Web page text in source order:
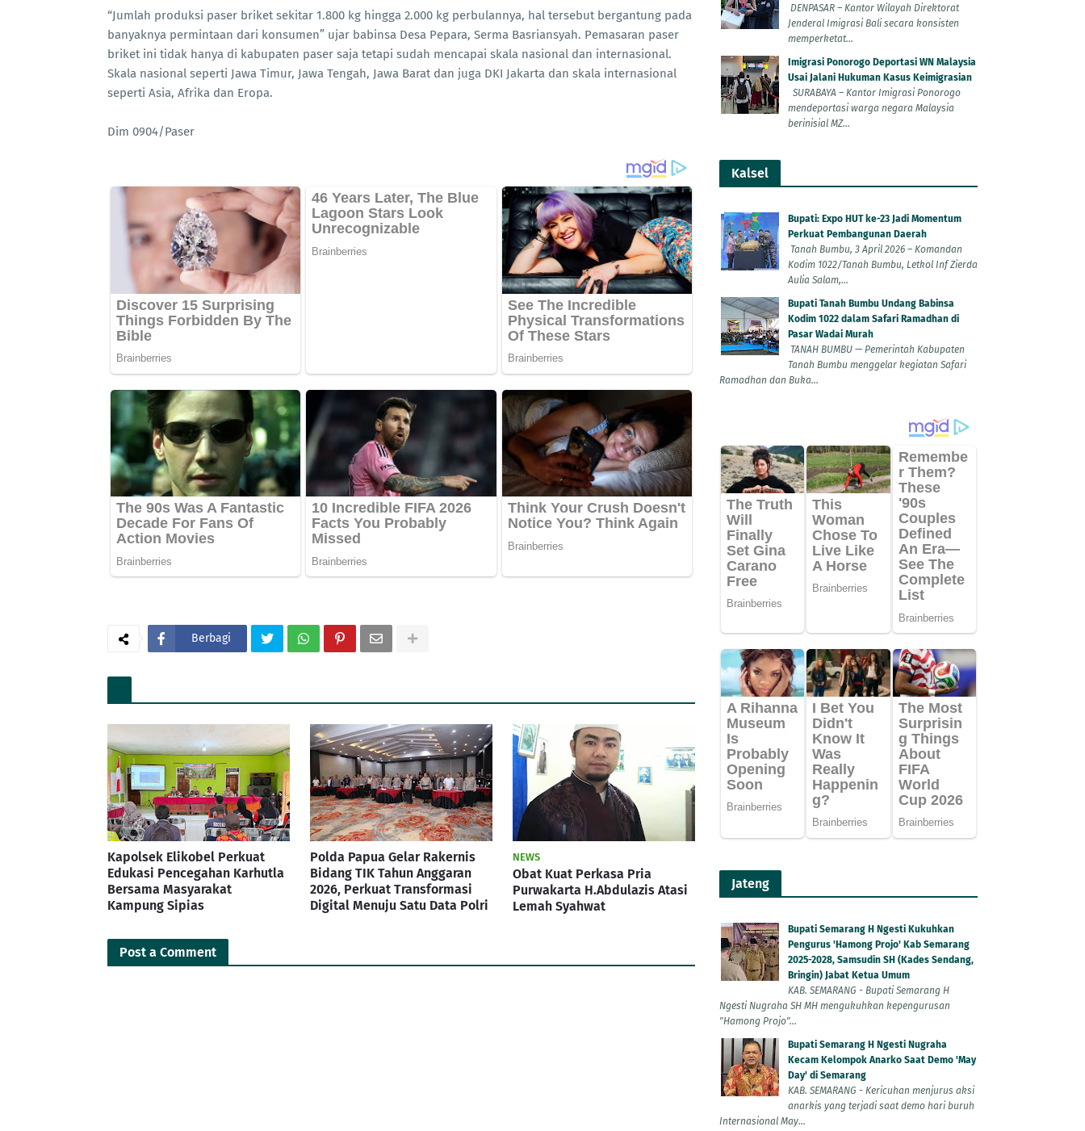
“Jumlah produksi paser briket sekitar 1.800 kg hingga 2.000 kg perbulannya, hal tersebut bergantung pada
banyaknya permintaan dari konsumen” ujar babinsa Desa Pepara, Serma Basriansyah. Pemasaran paser
briket ini tidak hanya di kabupaten paser saja tetapi sudah mencapai skala nasional dan internasional.
Skala nasional seperti Jawa Timur, Jawa Tengah, Jawa Barat dan juga DKI Jakarta dan skala internasional
seperti Asia, Afrika dan Eropa.
Dim 0904/Paser
Berbagi
Kapolsek Elikobel Perkuat
Edukasi Pencegahan Karhutla
Bersama Masyarakat
Kampung Sipias
Polda Papua Gelar Rakernis
Bidang TIK Tahun Anggaran
2026, Perkuat Transformasi
Digital Menuju Satu Data Polri
NEWS
Obat Kuat Perkasa Pria
Purwakarta H.Abdulazis Atasi
Lemah Syahwat
Post a Comment
DENPASAR – Kantor Wilayah Direktorat
Jenderal Imigrasi Bali secara konsisten
memperketat...
Imigrasi Ponorogo Deportasi WN Malaysia
Usai Jalani Hukuman Kasus Keimigrasian
SURABAYA – Kantor Imigrasi Ponorogo
mendeportasi warga negara Malaysia
berinisial MZ...
Kalsel
Bupati: Expo HUT ke-23 Jadi Momentum
Perkuat Pembangunan Daerah
Tanah Bumbu, 3 April 2026 – Komandan
Kodim 1022/Tanah Bumbu, Letkol Inf Zierda
Aulia Salam,...
Bupati Tanah Bumbu Undang Babinsa
Kodim 1022 dalam Safari Ramadhan di
Pasar Wadai Murah
TANAH BUMBU — Pemerintah Kabupaten
Tanah Bumbu menggelar kegiatan Safari
Ramadhan dan Buka...
Jateng
Bupati Semarang H Ngesti Kukuhkan
Pengurus 'Hamong Projo' Kab Semarang
2025-2028, Samsudin SH (Kades Sendang,
Bringin) Jabat Ketua Umum
KAB. SEMARANG - Bupati Semarang H
Ngesti Nugraha SH MH mengukuhkan kepengurusan
"Hamong Projo"...
Bupati Semarang H Ngesti Nugraha
Kecam Kelompok Anarko Saat Demo 'May
Day' di Semarang
KAB. SEMARANG - Kericuhan menjurus aksi
anarkis yang terjadi saat demo hari buruh
Internasional May...